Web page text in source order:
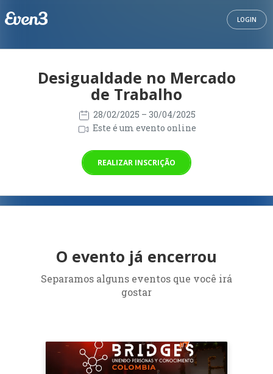
LOGIN
Desigualdade no Mercado
de Trabalho
28/02/2025 – 30/04/2025
Este é um evento online
REALIZAR INSCRIÇÃO
O evento já encerrou
Separamos alguns eventos que você irá
gostar